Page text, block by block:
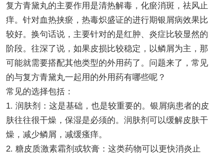
复方青黛丸的主要作用是清热解毒，化瘀消斑，祛风止
痒。针对血热挟瘀，热毒炽盛证的进行期银屑病效果比
较好。换句话说，主要针对的是红肿、炎症比较显然的
阶段。往深了说，如果皮损比较稳定，以鳞屑为主，那
可能就需要搭配其他类型的外用药了。问题来了，常见
的与复方青黛丸一起用的外用药有哪些呢？
常见的选择包括：
1. 润肤剂：这是基础，也是较重要的。银屑病患者的皮
肤往往很干燥，保湿是必须的。润肤剂可以缓解皮肤干
燥，减少鳞屑，减缓瘙痒。
2. 糖皮质激素霜剂或软膏：这类药物可以更快消炎止